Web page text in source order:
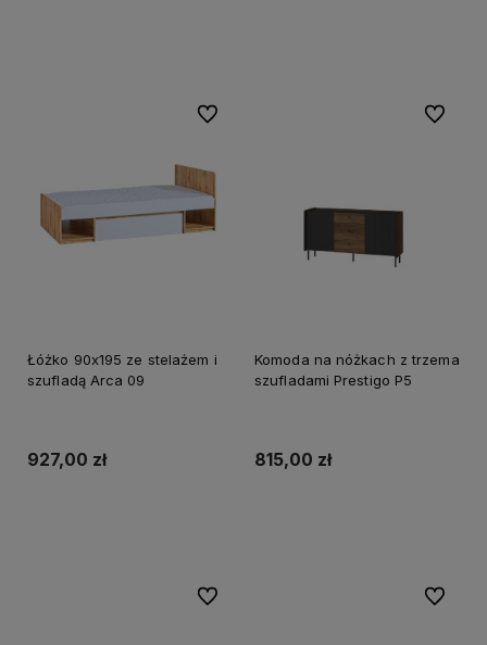
Łóżko 90x195 ze stelażem i
szufladą Arca 09
927,00 zł
Do ulubionych
Komoda na nóżkach z trzema
szufladami Prestigo P5
815,00 zł
Do
Do ulubionych Do